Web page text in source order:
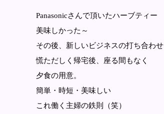
Panasonicさんで頂いたハーブティー
美味しかった～
その後、新しいビジネスの打ち合わせ
慌ただしく帰宅後、座る間もなく
夕食の用意。
簡単・時短・美味しい
これ働く主婦の鉄則（笑）